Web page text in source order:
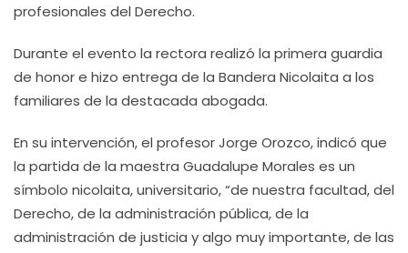
profesionales del Derecho.
Durante el evento la rectora realizó la primera guardia
de honor e hizo entrega de la Bandera Nicolaita a los
familiares de la destacada abogada.
En su intervención, el profesor Jorge Orozco, indicó que
la partida de la maestra Guadalupe Morales es un
símbolo nicolaita, universitario, “de nuestra facultad, del
Derecho, de la administración pública, de la
administración de justicia y algo muy importante, de las